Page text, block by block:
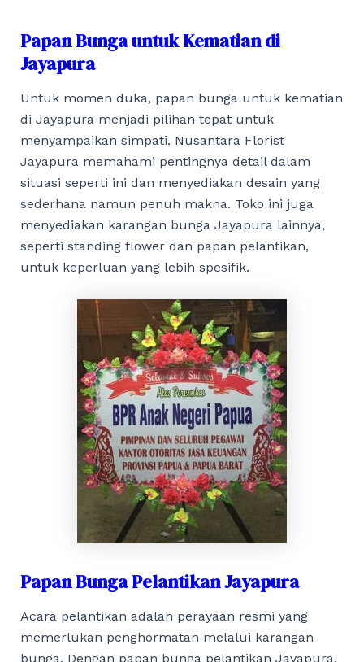
Papan Bunga untuk Kematian di
Jayapura
Untuk momen duka, papan bunga untuk kematian
di Jayapura menjadi pilihan tepat untuk
menyampaikan simpati. Nusantara Florist
Jayapura memahami pentingnya detail dalam
situasi seperti ini dan menyediakan desain yang
sederhana namun penuh makna. Toko ini juga
menyediakan karangan bunga Jayapura lainnya,
seperti standing flower dan papan pelantikan,
untuk keperluan yang lebih spesifik.
Papan Bunga Pelantikan Jayapura
Acara pelantikan adalah perayaan resmi yang
memerlukan penghormatan melalui karangan
bunga. Dengan papan bunga pelantikan Jayapura,